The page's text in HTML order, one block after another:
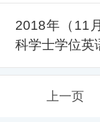
2018年（11
科学士学位英
上一页